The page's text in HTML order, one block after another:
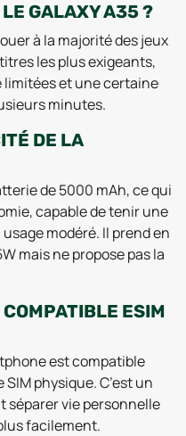
GALAXY A35 ?
à la majorité des jeux
les plus exigeants,
et une certaine
minutes.
DE LA
de 5000 mAh, ce qui
capable de tenir une
modéré. Il prend en
mais ne propose pas la
ESIM
est compatible
physique. C’est un
séparer vie personnelle
facilement.